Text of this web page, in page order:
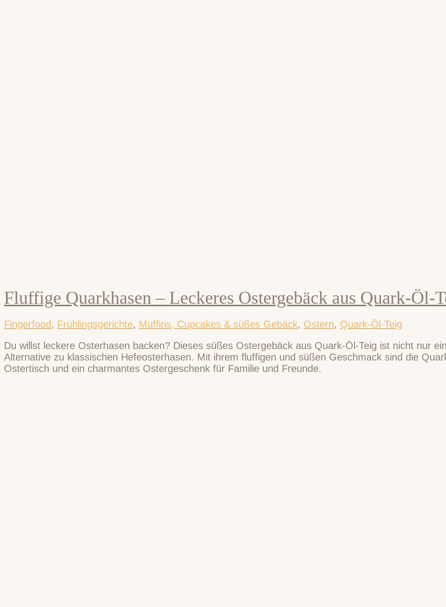
Fluffige Quarkhasen – Leckeres Ostergebäck aus Quark-Öl-
Fingerfood , Frühlingsgerichte, Muffins, Cupcakes & süßes Gebäck, Ostern, Quark-Öl-Teig
Du willst leckere Osterhasen backen? Dieses süßes Ostergebäck aus Quark-Öl-Teig ist nicht nur
Alternative zu klassischen Hefeosterhasen. Mit ihrem fluffigen und süßen Geschmack sind die
Ostertisch und ein charmantes Ostergeschenk für Familie und Freunde.